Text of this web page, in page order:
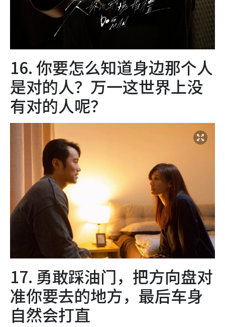
16. 你要怎么知道身边那个人
是对的人？万一这世界上没
有对的人呢？
17. 勇敢踩油门，把方向盘对
准你要去的地方，最后车身
自然会打直